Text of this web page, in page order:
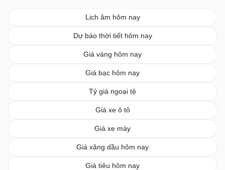
Lịch âm hôm nay
Dự báo thời tiết hôm nay
Giá vàng hôm nay
Giá bạc hôm nay
Tỷ giá ngoại tệ
Giá xe ô tô
Giá xe máy
Giá xăng dầu hôm nay
Giá tiêu hôm nay